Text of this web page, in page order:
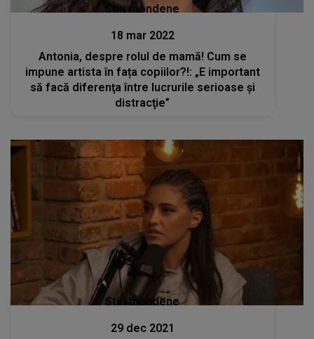
Stiri mondene
18 mar 2022
Antonia, despre rolul de mamă! Cum se
impune artista în fața copiilor?!: „E important
să facă diferenţa între lucrurile serioase şi
distracţie”
Stiri mondene
29 dec 2021